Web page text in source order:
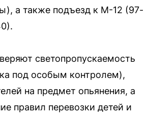
а также подъезд к М-12 (97-
светопропускаемость
под особым контролем),
на предмет опьянения, а
правил перевозки детей и